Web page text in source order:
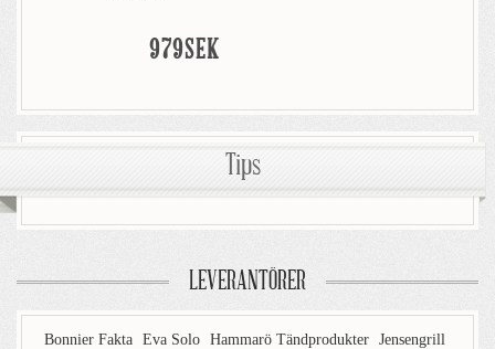
979SEK
Tips
LEVERANTÖRER
Bonnier Fakta Eva Solo Hammarö Tändprodukter Jensengrill